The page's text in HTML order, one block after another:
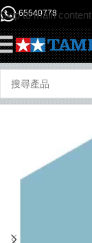
Skip to main content
65540778